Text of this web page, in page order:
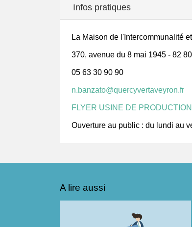
Infos pratiques
La Maison de l'Intercommunalité
370, avenue du 8 mai 1945 - 82
05 63 30 90 90
n.banzato@quercyvertaveyron.fr
FLYER USINE DE
Ouverture au public : du lundi au
A lire aussi